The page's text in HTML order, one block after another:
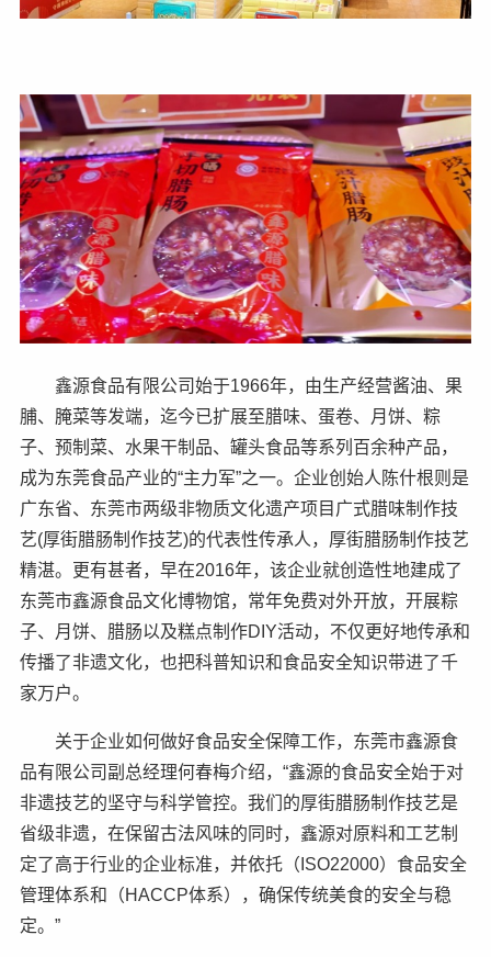
鑫源食品有限公司始于1966年，由生产经营酱油、果
脯、腌菜等发端，迄今已扩展至腊味、蛋卷、月饼、粽
子、预制菜、水果干制品、罐头食品等系列百余种产品，
成为东莞食品产业的“主力军”之一。企业创始人陈什根则是
广东省、东莞市两级非物质文化遗产项目广式腊味制作技
艺(厚街腊肠制作技艺)的代表性传承人，厚街腊肠制作技艺
精湛。更有甚者，早在2016年，该企业就创造性地建成了
东莞市鑫源食品文化博物馆，常年免费对外开放，开展粽
子、月饼、腊肠以及糕点制作DIY活动，不仅更好地传承和
传播了非遗文化，也把科普知识和食品安全知识带进了千
家万户。
关于企业如何做好食品安全保障工作，东莞市鑫源食
品有限公司副总经理何春梅介绍，“鑫源的食品安全始于对
非遗技艺的坚守与科学管控。我们的厚街腊肠制作技艺是
省级非遗，在保留古法风味的同时，鑫源对原料和工艺制
定了高于行业的企业标准，并依托（ISO22000）食品安全
管理体系和（HACCP体系），确保传统美食的安全与稳
定。”